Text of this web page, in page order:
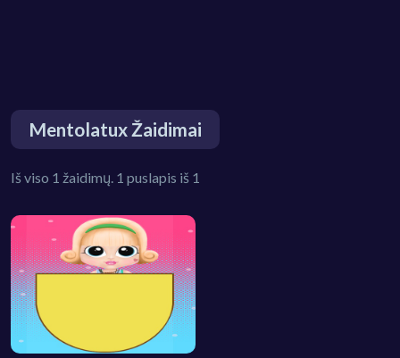
Mentolatux Žaidimai
Iš viso 1 žaidimų. 1 puslapis iš 1